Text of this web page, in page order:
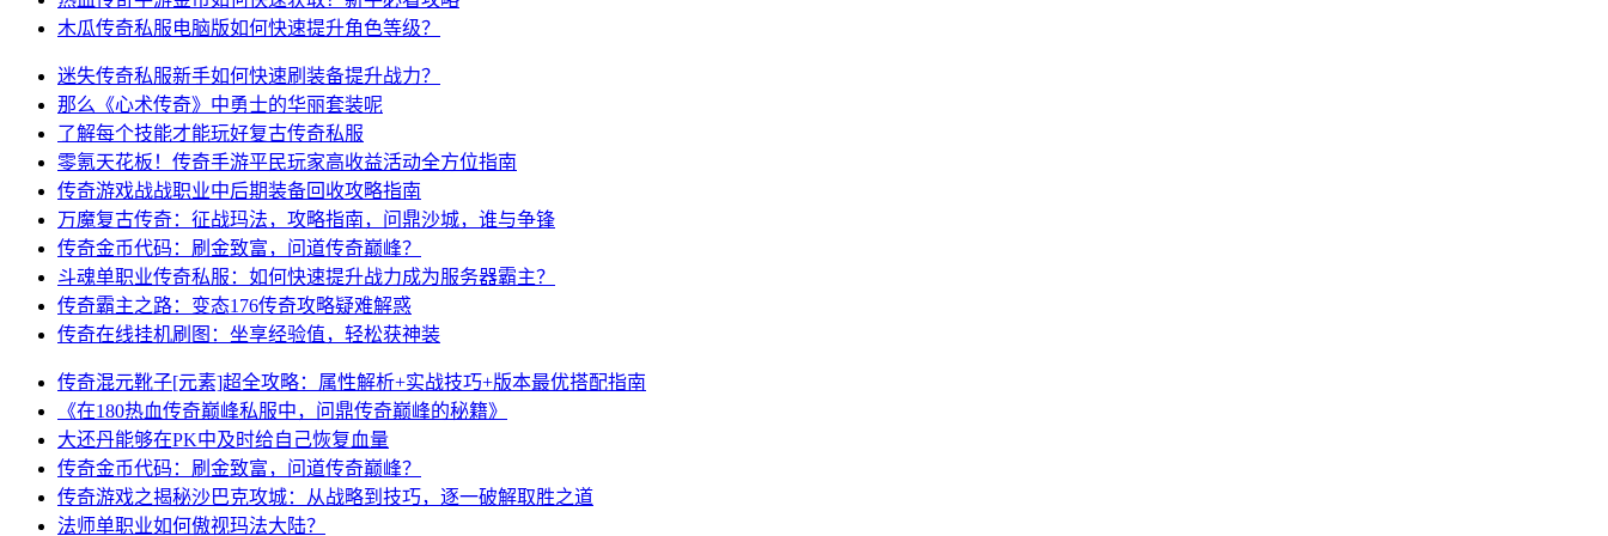
木瓜传奇私服电脑版如何快速提升角色等级？
迷失传奇私服新手如何快速刷装备提升战力？
那么《心术传奇》中勇士的华丽套装呢
了解每个技能才能玩好复古传奇私服
零氪天花板！传奇手游平民玩家高收益活动全方位指南
传奇游戏战战职业中后期装备回收攻略指南
万魔复古传奇：征战玛法，攻略指南，问鼎沙城，谁与争锋
传奇金币代码：刷金致富，问道传奇巅峰？
斗魂单职业传奇私服：如何快速提升战力成为服务器霸主？
传奇霸主之路：变态176传奇攻略疑难解惑
传奇在线挂机刷图：坐享经验值，轻松获神装
传奇混元靴子[元素]超全攻略：属性解析+实战技巧+版本最优搭配指南
《在180热血传奇巅峰私服中，问鼎传奇巅峰的秘籍》
大还丹能够在PK中及时给自己恢复血量
传奇金币代码：刷金致富，问道传奇巅峰？
传奇游戏之揭秘沙巴克攻城：从战略到技巧，逐一破解取胜之道
法师单职业如何傲视玛法大陆？